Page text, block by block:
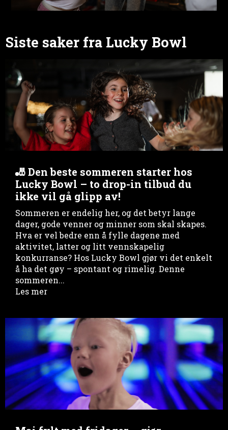
Siste saker fra Lucky Bowl
🎳 Den beste sommeren starter hos
Lucky Bowl – to drop-in tilbud du
ikke vil gå glipp av!
Sommeren er endelig her, og det betyr lange
dager, gode venner og minner som skal skapes.
Hva er vel bedre enn å fylle dagene med
aktivitet, latter og litt vennskapelig
konkurranse? Hos Lucky Bowl gjør vi det enkelt
å ha det gøy – spontant og rimelig. Denne
sommeren...
Les mer